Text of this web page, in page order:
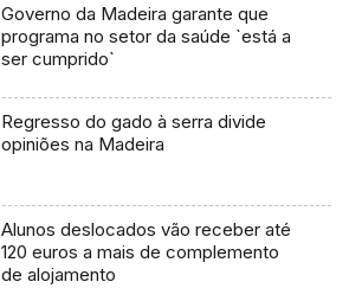
Governo da Madeira garante que
programa no setor da saúde `está a
ser cumprido`
Regresso do gado à serra divide
opiniões na Madeira
Alunos deslocados vão receber até
120 euros a mais de complemento
de alojamento